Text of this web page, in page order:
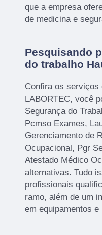
que a empresa
de medicina e
Pesquisando
do trabalho
Confira os serviços
LABORTEC, você
Segurança do
Pcmso Exames,
Gerenciamento de
Ocupacional, Pgr
Atestado Médico
alternativas. Tudo
profissionais
ramo, além de um
em equipamentos